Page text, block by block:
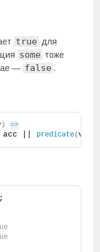
true для
some тоже
— false .
) =>
acc || predicate(
;